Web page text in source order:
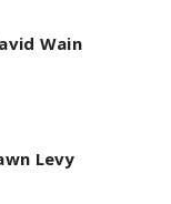
Wain
Levy